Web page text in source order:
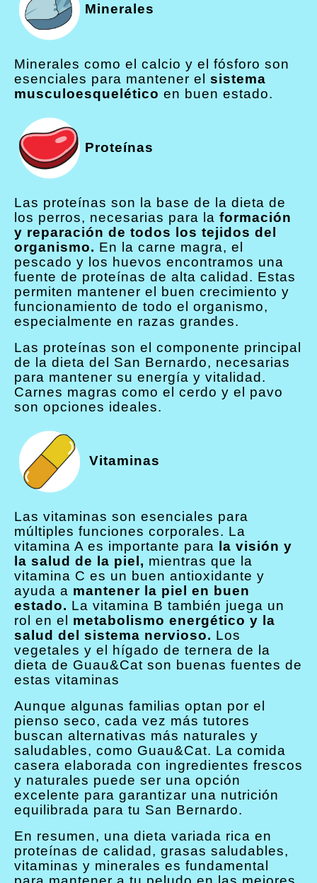
Minerales
Minerales como el calcio y el fósforo son
esenciales para mantener el
sistema
musculoesquelético en buen estado.
Proteínas
Las proteínas son la base de la dieta de
los perros, necesarias para la formación
y reparación de todos los tejidos del
organismo. En la carne magra, el
pescado y los huevos encontramos una
fuente de proteínas de alta calidad. Estas
permiten mantener el buen crecimiento y
funcionamiento de todo el organismo,
especialmente en razas grandes.
Las proteínas son el componente principal
de la dieta del San Bernardo, necesarias
para mantener su energía y vitalidad.
Carnes magras como el cerdo y el pavo
son opciones ideales.
Vitaminas
Las vitaminas son esenciales para
múltiples funciones corporales. La
vitamina A es importante para la visión y
la salud de la piel, mientras que la
vitamina C es un buen antioxidante y
ayuda a mantener la piel en buen
estado. La vitamina B también juega un
rol en el metabolismo energético y la
salud del sistema nervioso. Los
vegetales y el hígado de ternera de la
dieta de Guau&Cat son buenas fuentes de
estas vitaminas
Aunque algunas familias optan por el
pienso seco, cada vez más tutores
buscan alternativas más naturales y
saludables, como Guau&Cat. La comida
casera elaborada con ingredientes frescos
y naturales puede ser una opción
excelente para garantizar una nutrición
equilibrada para tu San Bernardo.
En resumen, una dieta variada rica en
proteínas de calidad, grasas saludables,
vitaminas y minerales es fundamental